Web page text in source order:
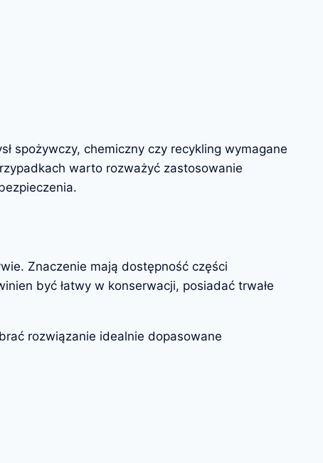
spożywczy, chemiczny czy recykling wymagane
warto rozważyć zastosowanie
Znaczenie mają dostępność części
być łatwy w konserwacji, posiadać trwałe
rozwiązanie idealnie dopasowane